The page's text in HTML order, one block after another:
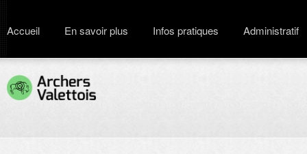
Accueil En savoir plus Infos pratiques Administratif